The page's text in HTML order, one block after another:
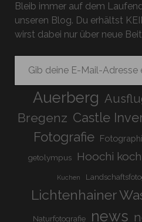
Bleib immer auf dem
unseren Blog. Du erhältst
wirst dabei nur über neue
Gib deine E-Mail-Adresse ein ...
Auerberg
Bregenz Castle
Fotografie
getolympus Hoochi
Kuchen
Lichtenhainer
Naturfotografie news